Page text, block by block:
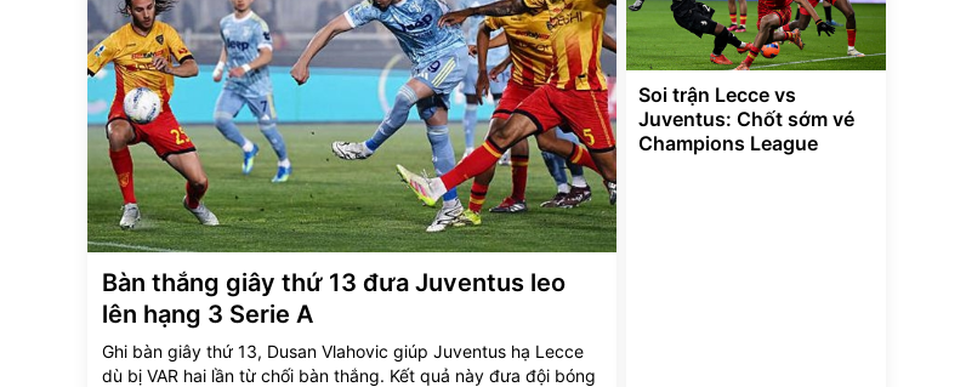
Bàn thắng giây thứ 13 đưa Juventus leo
lên hạng 3 Serie A
Ghi bàn giây thứ 13, Dusan Vlahovic giúp Juventus hạ Lecce
dù bị VAR hai lần từ chối bàn thắng. Kết quả này đưa đội bóng
Soi trận Lecce vs
Juventus: Chốt sớm vé
Champions League